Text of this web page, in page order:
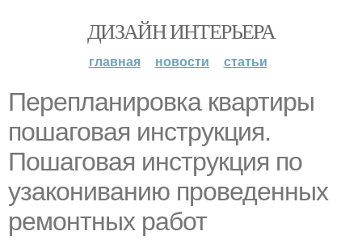
ДИЗАЙН ИНТЕРЬЕРА
главная новости статьи
Перепланировка квартиры
пошаговая инструкция.
Пошаговая инструкция по
узакониванию проведенных
ремонтных работ